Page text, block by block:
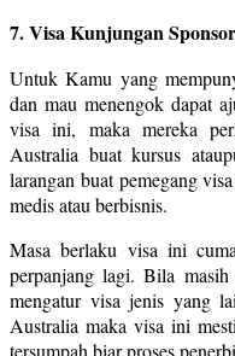
7. Visa Kunjungan
Untuk Kamu yang
dan mau menengok dapat
visa ini, maka mereka
Australia buat kursus
larangan buat pemegang
medis atau berbisnis.
Masa berlaku visa ini
perpanjang lagi. Bila
mengatur visa jenis yang
Australia maka visa ini
tersumpah biar proses